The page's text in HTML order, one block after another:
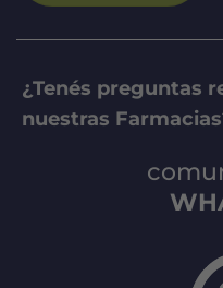
¿Tenés preguntas
nuestras